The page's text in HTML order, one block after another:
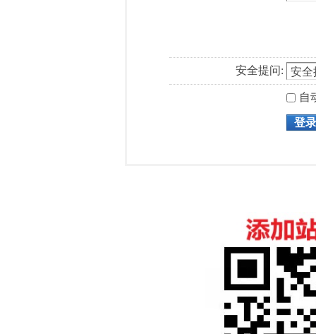
安全提问:
自
登录